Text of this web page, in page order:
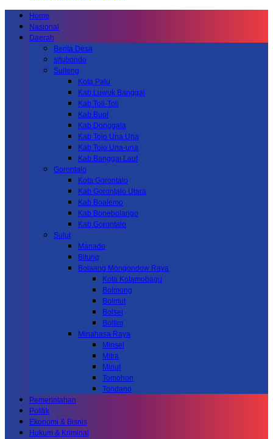
Home
Nasional
Daerah
Berita Desa
situbondo
Sulteng
Kota Palu
Kab.Luwuk Banggai
Kab.Toli-Toli
Kab.Buol
Kab.Donggala
Kab Tojo Una Una
Kab.Tojo Una-una
Kab.Banggai Laut
Gorontalo
Kota Gorontalo
Kab Gorontalo Utara
Kab Boalemo
Kab.Bonebolango
Kab.Gorontalo
Sulut
Manado
Bitung
Bolaang Mongondow Raya
Kota Kotamobagu
Bolmong
Bolmut
Bolsel
Boltim
Minahasa Raya
Minsel
Mitra
Minut
Tomohon
Tondano
Pemerintahan
Politik
Ekonomi & Bisnis
Hukum & Kriminal